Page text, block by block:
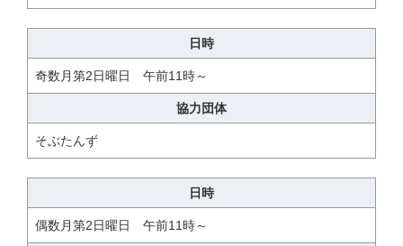
日時
奇数月第2日曜日 午前11時～
協力団体
そぶたんず
日時
偶数月第2日曜日 午前11時～